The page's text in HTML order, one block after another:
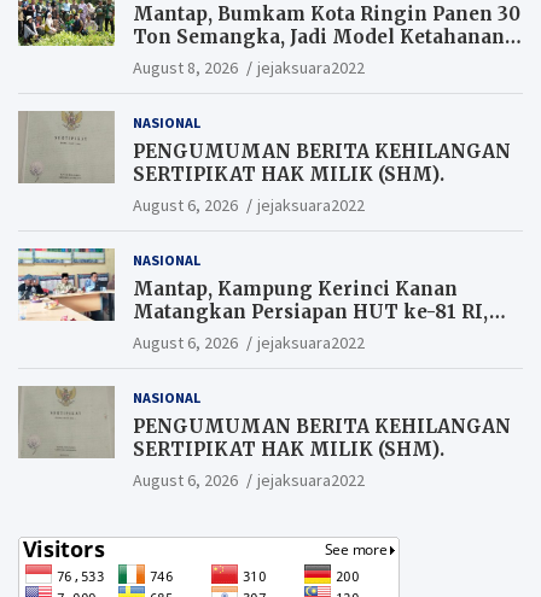
Mantap, Bumkam Kota Ringin Panen 30
Ton Semangka, Jadi Model Ketahanan
Pangan Siak.
August 8, 2026 jejaksuara2022
NASIONAL
PENGUMUMAN BERITA KEHILANGAN
SERTIPIKAT HAK MILIK (SHM).
August 6, 2026 jejaksuara2022
NASIONAL
Mantap, Kampung Kerinci Kanan
Matangkan Persiapan HUT ke-81 RI,
Warga yang ikut Upacara
Berkesempatan Raih Hadiah
August 6, 2026 jejaksuara2022
NASIONAL
PENGUMUMAN BERITA KEHILANGAN
SERTIPIKAT HAK MILIK (SHM).
August 6, 2026 jejaksuara2022